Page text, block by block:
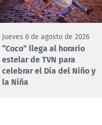
Jueves 6 de agosto de 2026
“Coco” llega al horario
estelar de TVN para
celebrar el Día del Niño y
la Niña